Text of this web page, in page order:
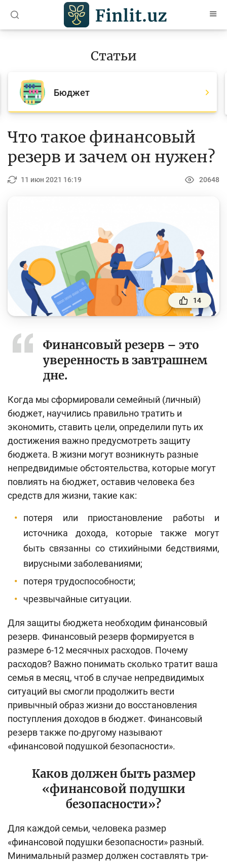
Все статьи
Для банковских агентов
Депозит (вклады)
Финансовый рынок
Денежно-кредитная политика и ее элементы
Финансовая безопасность
Права потребителей банковских услуг
Предпринимательство
Учебные материалы
Проекты
Интерактивные услуги
Фотогалерея
О проекте
Поиск по сайту
Карта сайта
Статьи
Бюджет
Что такое финансовый
резерв и зачем он нужен?
11 июн 2021 16:19 20648
14
Финансовый резерв – это
уверенность в завтрашнем
дне.
Когда мы сформировали семейный (личный)
бюджет, научились правильно тратить и
экономить, ставить цели, определили путь их
достижения важно предусмотреть защиту
бюджета. В жизни могут возникнуть разные
непредвидимые обстоятельства, которые могут
повлиять на бюджет, оставив человека без
средств для жизни, такие как:
потеря или приостановление работы и
источника дохода, которые также могут
быть связанны со стихийными бедствиями,
вирусными заболеваниями;
потеря трудоспособности;
чрезвычайные ситуации.
Для защиты бюджета необходим финансовый
резерв. Финансовый резерв формируется в
размере 6-12 месячных расходов. Почему
расходов? Важно понимать сколько тратит ваша
семья в месяц, чтоб в случае непредвидимых
ситуаций вы смогли продолжить вести
привычный образ жизни до восстановления
поступления доходов в бюджет. Финансовый
резерв также по-другому называют
«финансовой подушкой безопасности».
Каков должен быть размер
«финансовой подушки
безопасности»?
Для каждой семьи, человека размер
«финансовой подушки безопасности» разный.
Минимальный размер должен составлять три-